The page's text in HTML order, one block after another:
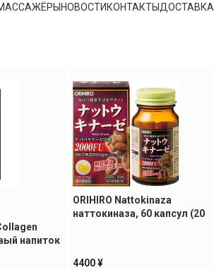
НОВОСТИКОНТАКТЫДОСТАВКА
напиток
ORIHIRO Nattokinaza
наттокиназа, 60 капсул (20
4400¥